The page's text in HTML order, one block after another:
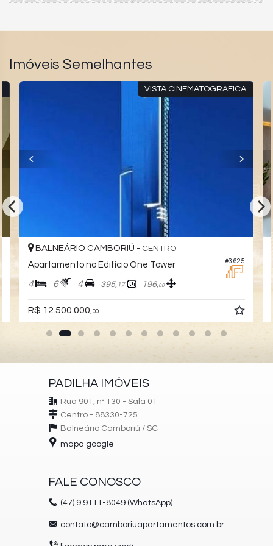
Imóveis Semelhantes
VISTA CINEMATOGRAFICA
#3.625
BALNEÁRIO CAMBORIÚ - CENTRO
Apartamento no Edifício One Tower
4 6 4 395, 17 196,00
R$ 12.500.000, 00
PADILHA IMÓVEIS
Rua 901, nº 130 - Sala 01
Centro - 88330-725
Balneário Camboriú / SC
mapa google
FALE CONOSCO
(47) 9.9111-8049 (WhatsApp)
contato@camboriuapartamentos.com.br